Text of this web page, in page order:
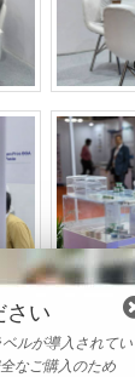
さい
ルが導入されてい
なご購入のため